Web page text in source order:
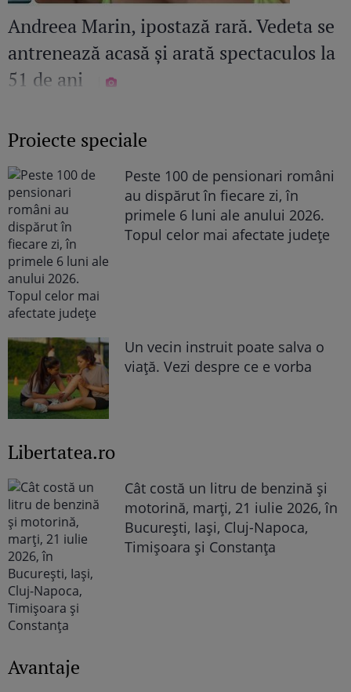
Andreea Marin, ipostază rară. Vedeta se
antrenează acasă și arată spectaculos la
51 de ani
Proiecte speciale
Peste 100 de pensionari români
au dispărut în fiecare zi, în
primele 6 luni ale anului 2026.
Topul celor mai afectate județe
Un vecin instruit poate salva o
viață. Vezi despre ce e vorba
Libertatea.ro
Cât costă un litru de benzină și
motorină, marți, 21 iulie 2026, în
București, Iași, Cluj-Napoca,
Timișoara și Constanța
Avantaje